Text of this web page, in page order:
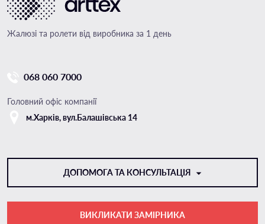
Жалюзі та ролети від виробника за 1 день
068 060 7000
Головний офіс компанії
м.Харкiв, вул.Балашівська 14
ДОПОМОГА ТА КОНСУЛЬТАЦІЯ
ВИКЛИКАТИ ЗАМІРНИКА